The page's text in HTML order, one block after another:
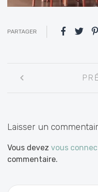
PARTAGER
entre
Laisser un
Vous devez vous
commentaire.